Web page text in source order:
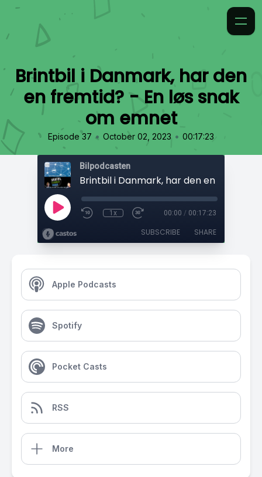
Brintbil i Danmark, har den
en fremtid? - En løs snak
om emnet
Episode 37 • October 02, 2023 • 00:17:23
Bilpodcasten
1x 00:00 / 00:17:23
SUBSCRIBE SHARE
Apple Podcasts
Spotify
Pocket Casts
RSS
More